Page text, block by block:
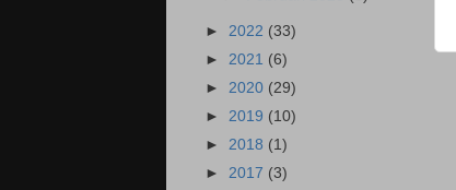
► 2022 (33)
► 2021 (6)
► 2020 (29)
► 2019 (10)
► 2018 (1)
► 2017 (3)